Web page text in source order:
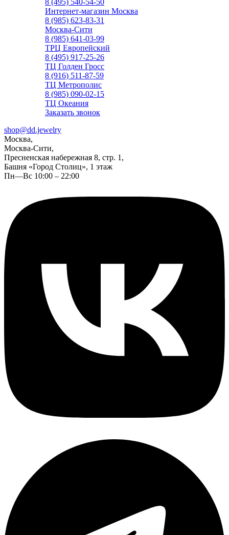
8 (495) 540-54-50
Интернет-магазин Москва
8 (985) 623-83-31
Москва-Сити
8 (985) 641-03-99
ТРЦ Европейский
8 (495) 917-25-26
ТЦ Голден Гросс
8 (916) 511-87-59
ТЦ Метрополис
8 (985) 090-02-15
ТЦ Океания
Заказать звонок
shop@dd.jewelry
Москва,
Москва-Сити,
Пресненская набережная 8, стр. 1,
Башня «Город Столиц», 1 этаж
Пн—Вс 10:00 – 22:00